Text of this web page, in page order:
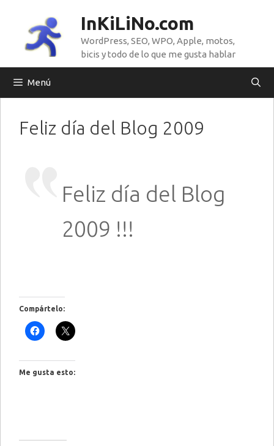
contenido
InKiLiNo.com
WordPress, SEO, WPO, Apple, motos,
bicis y todo de lo que me gusta hablar
Menú
Feliz día del Blog 2009
Feliz día del Blog
2009 !!!
Compártelo:
Me gusta esto: